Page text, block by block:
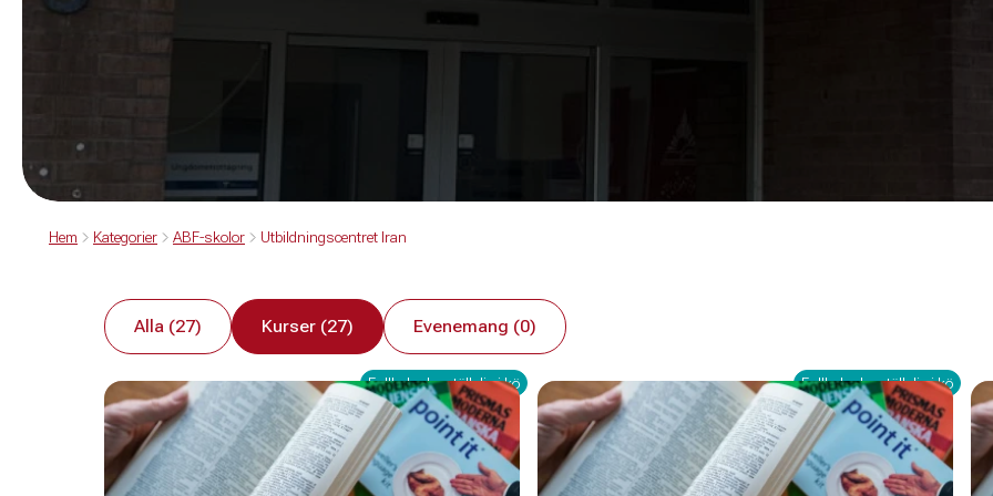
Hem Kategorier ABF-skolor Utbildningscentret Iran
Alla (27) Kurser (27) Evenemang (0)
Fullbokad – ställ dig i kö Fullbokad – ställ dig i kö